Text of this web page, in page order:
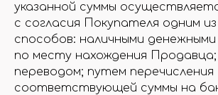
указанной суммы
с согласия Покупателя одним
способов: наличными
по месту нахождения
переводом; путем перечисления
соответствующей суммы на